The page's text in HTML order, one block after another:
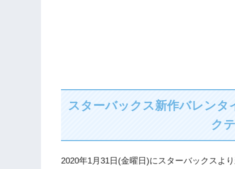
スターバックス新作バレン
ク
2020年1月31日(金曜日)にスターバックスよ